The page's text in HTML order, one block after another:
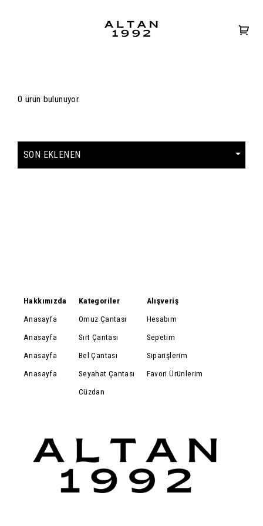
0 ürün bulunuyor.
Hakkımızda
Anasayfa
Anasayfa
Anasayfa
Anasayfa
Kategoriler
Omuz Çantası
Sırt Çantası
Bel Çantası
Seyahat Çantası
Cüzdan
Alışveriş
Hesabım
Sepetim
Siparişlerim
Favori Ürünlerim